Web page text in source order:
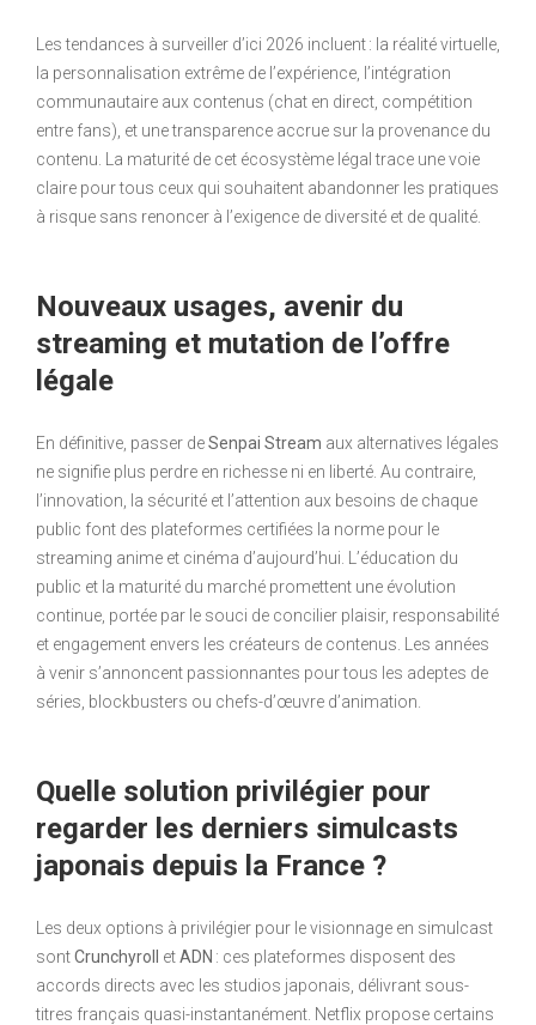
Les tendances à surveiller d’ici 2026 incluent : la réalité virtuelle,
la personnalisation extrême de l’expérience, l’intégration
communautaire aux contenus (chat en direct, compétition
entre fans), et une transparence accrue sur la provenance du
contenu. La maturité de cet écosystème légal trace une voie
claire pour tous ceux qui souhaitent abandonner les pratiques
à risque sans renoncer à l’exigence de diversité et de qualité.
Nouveaux usages, avenir du
streaming et mutation de l’offre
légale
En définitive, passer deSenpai Stream aux alternatives légales
ne signifie plus perdre en richesse ni en liberté. Au contraire,
l’innovation, la sécurité et l’attention aux besoins de chaque
public font des plateformes certifiées la norme pour le
streaming anime et cinéma d’aujourd’hui. L’éducation du
public et la maturité du marché promettent une évolution
continue, portée par le souci de concilier plaisir, responsabilité
et engagement envers les créateurs de contenus. Les années
à venir s’annoncent passionnantes pour tous les adeptes de
séries, blockbusters ou chefs-d’œuvre d’animation.
Quelle solution privilégier pour
regarder les derniers simulcasts
japonais depuis la France ?
Les deux options à privilégier pour le visionnage en simulcast
sontCrunchyroll etADN : ces plateformes disposent des
accords directs avec les studios japonais, délivrant sous-
titres français quasi-instantanément. Netflix propose certains